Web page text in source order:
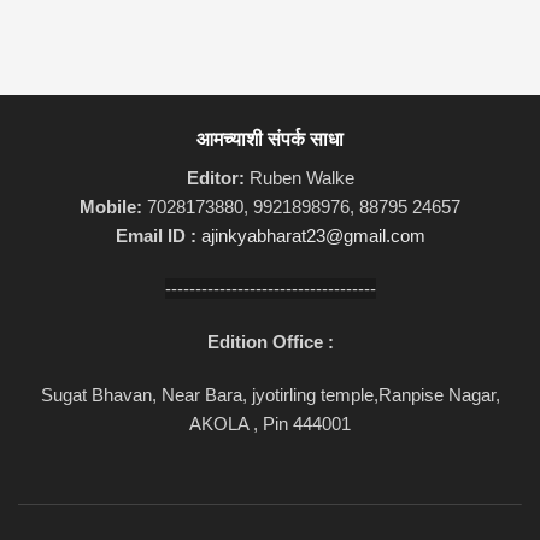
आमच्याशी संपर्क साधा
Editor: Ruben Walke
Mobile: 7028173880, 9921898976, 88795 24657
Email ID : ajinkyabharat23@gmail.com
-----------------------------------
Edition Office :
Sugat Bhavan, Near Bara, jyotirling temple,Ranpise Nagar,
AKOLA , Pin 444001